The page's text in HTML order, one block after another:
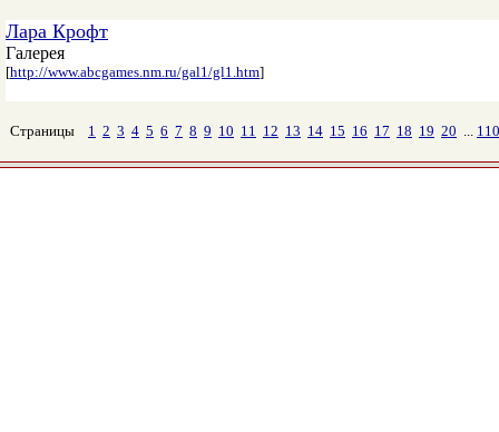
Лара Крофт
Галерея
[http://www.abcgames.nm.ru/gal1/gl1.htm]
Страницы 1 2 3 4 5 6 7 8 9 10 11 12 13 14 15 16 17 18 19 20 ... 110